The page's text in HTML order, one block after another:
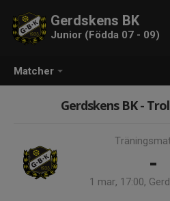
Matcher
Gerdskens BK
Junior (Födda 07 - 09)
Gerdskens BK -
-
1 mar, 17:00,